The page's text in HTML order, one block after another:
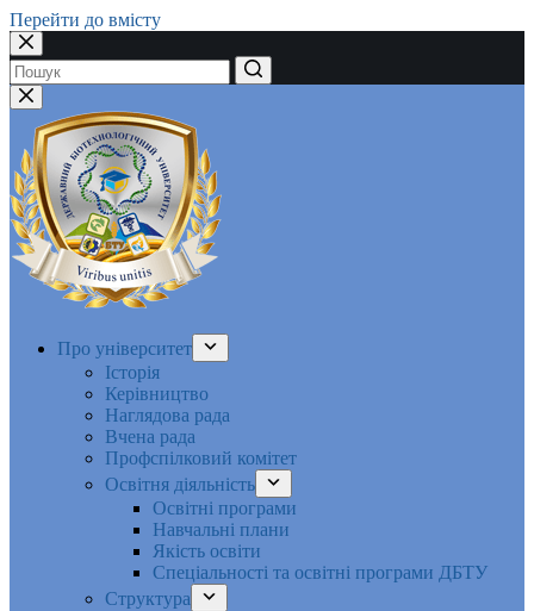
Перейти до вмісту
Немає
результатів
Про університет
Історія
Керівництво
Наглядова рада
Вчена рада
Профспілковий комітет
Освітня діяльність
Освітні програми
Навчальні плани
Якість освіти
Спеціальності та освітні програми ДБТУ
Структура